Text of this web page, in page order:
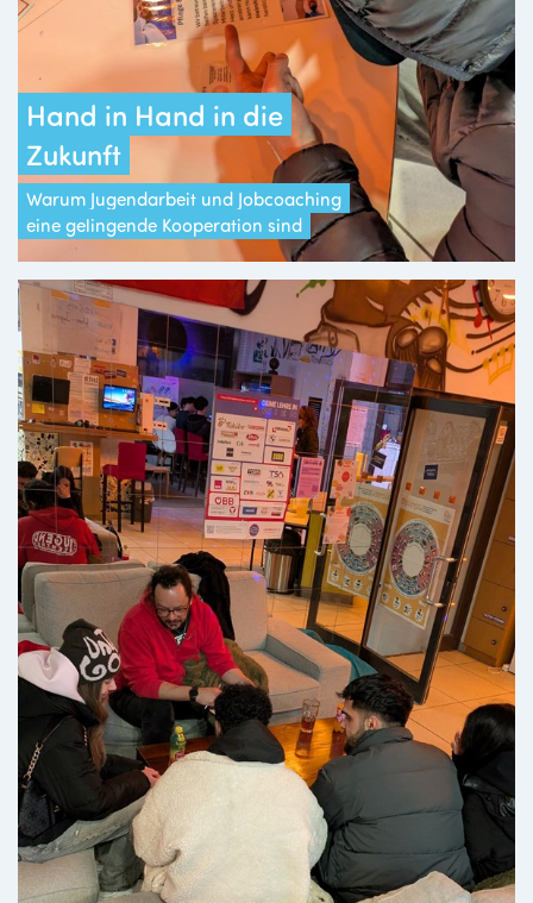
Hand in Hand in die
Zukunft
Warum Jugendarbeit und Jobcoaching
eine gelingende Kooperation sind